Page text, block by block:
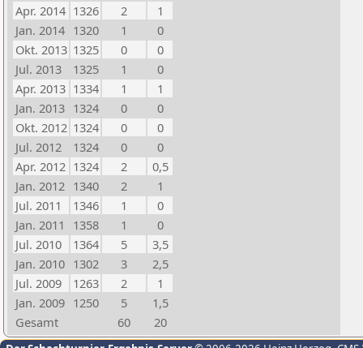
Apr. 2014 1326 2
1
Jan. 2014 1320 1
0
Okt. 2013 1325 0
0
Jul. 2013
1325 1
0
Apr. 2013 1334 1
1
Jan. 2013 1324 0
0
Okt. 2012 1324 0
0
Jul. 2012
1324 0
0
Apr. 2012 1324 2
0,5
Jan. 2012 1340 2
1
Jul. 2011
1346 1
0
Jan. 2011
1358 1
0
Jul. 2010
1364 5
3,5
Jan. 2010 1302 3
2,5
Jul. 2009
1263 2
1
Jan. 2009 1250 5
1,5
Gesamt
60 20